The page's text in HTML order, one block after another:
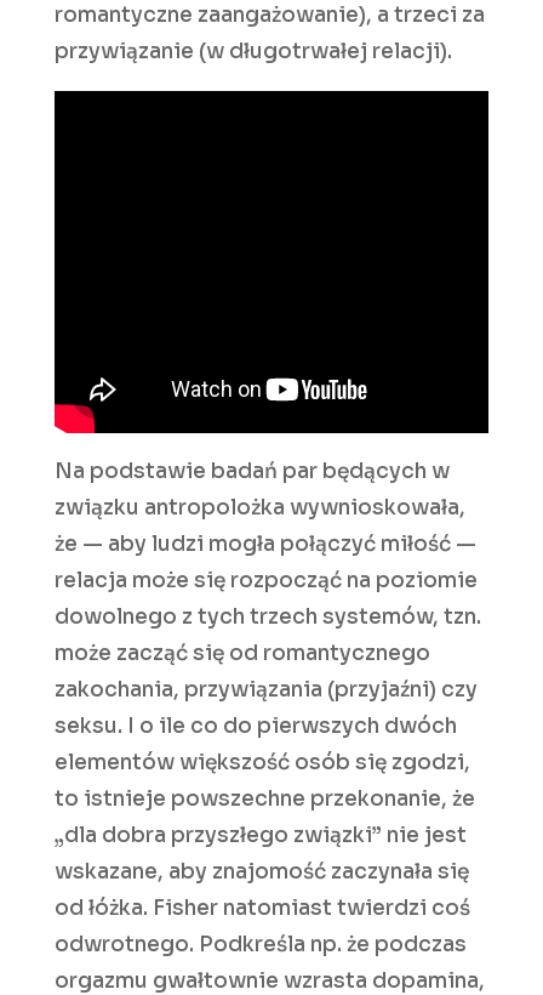
romantyczne zaangażowanie), a trzeci za
przywiązanie (w długotrwałej relacji).
Na podstawie badań par będących w
związku antropolożka wywnioskowała,
że — aby ludzi mogła połączyć miłość —
relacja może się rozpocząć na poziomie
dowolnego z tych trzech systemów, tzn.
może zacząć się od romantycznego
zakochania, przywiązania (przyjaźni) czy
seksu. I o ile co do pierwszych dwóch
elementów większość osób się zgodzi,
to istnieje powszechne przekonanie, że
„dla dobra przyszłego związki” nie jest
wskazane, aby znajomość zaczynała się
od łóżka. Fisher natomiast twierdzi coś
odwrotnego. Podkreśla np. że podczas
orgazmu gwałtownie wzrasta dopamina,